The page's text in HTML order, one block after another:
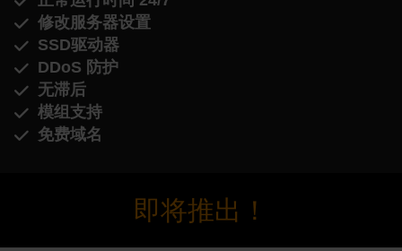
修改服务器设置
SSD驱动器
DDoS 防护
无滞后
模组支持
免费域名
即将推出！